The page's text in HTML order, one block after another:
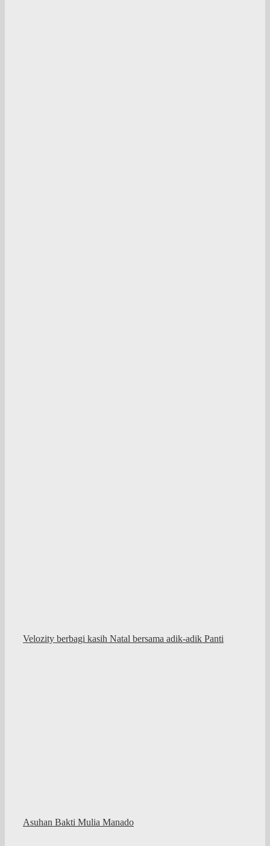
Velozity berbagi kasih Natal bersama adik-adik Panti
Asuhan Bakti Mulia Manado